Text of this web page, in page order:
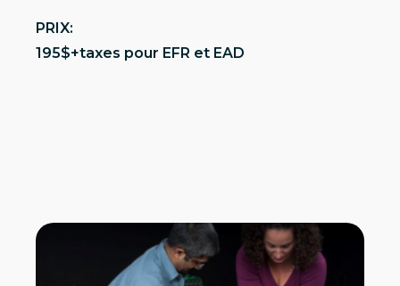
PRIX:
195$+taxes pour EFR et EAD